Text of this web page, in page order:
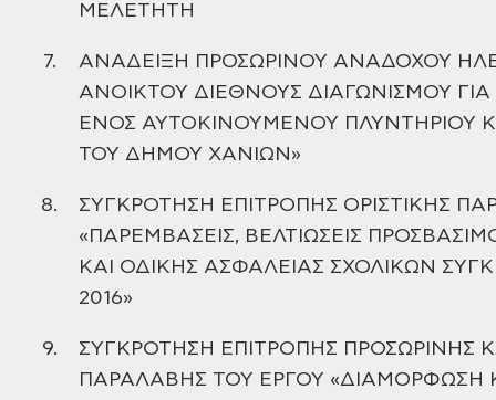
ΜΕΛΕΤΗΤΗ
7.
ΑΝΑΔΕΙΞΗ ΠΡΟΣΩΡΙΝΟΥ ΑΝΑΔΟΧΟΥ
ΑΝΟΙΚΤΟΥ ΔΙΕΘΝΟΥΣ ΔΙΑΓΩΝΙΣΜΟΥ
ΕΝΟΣ ΑΥΤΟΚΙΝΟΥΜΕΝΟΥ ΠΛΥΝΤΗΡΙΟΥ
ΤΟΥ ΔΗΜΟΥ ΧΑΝΙΩΝ»
8.
ΣΥΓΚΡΟΤΗΣΗ ΕΠΙΤΡΟΠΗΣ ΟΡΙΣΤΙΚΗΣ
«ΠΑΡΕΜΒΑΣΕΙΣ, ΒΕΛΤΙΩΣΕΙΣ
ΚΑΙ ΟΔΙΚΗΣ ΑΣΦΑΛΕΙΑΣ ΣΧΟΛΙΚΩΝ
2016»
9.
ΣΥΓΚΡΟΤΗΣΗ ΕΠΙΤΡΟΠΗΣ ΠΡΟΣΩΡΙΝΗΣ
ΠΑΡΑΛΑΒΗΣ ΤΟΥ ΕΡΓΟΥ «ΔΙΑΜΟΡΦΩΣΗ